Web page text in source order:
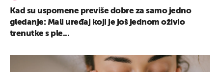
Kad su uspomene previše dobre za samo jedno
gledanje: Mali uređaj koji je još jednom oživio
trenutke s ple...